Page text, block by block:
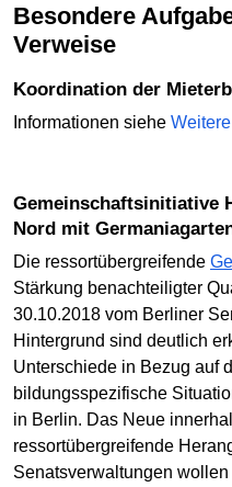
Besondere Aufgabenschwerpunkte /
Verweise
Koordination der
Informationen siehe
Gemeinschaftsinitiative Handlungsraum Neukölln-
Nord mit
Die ressortübergreifende
Stärkung benachteiligter
30.10.2018 vom Berliner
Hintergrund sind deutlich
Unterschiede in Bezug auf
bildungsspezifische
in Berlin. Das Neue
ressortübergreifende
Senatsverwaltungen